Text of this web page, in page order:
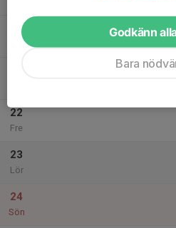
20
Ons
22
Fre
23
Lör
24
Sön
Godkänn
Bara